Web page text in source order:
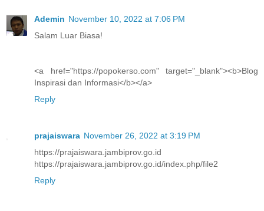
Ademin November 10, 2022 at 7:06 PM
Salam Luar Biasa!
<a href="https://popokerso.com" target="_blank"><b>Blog
Inspirasi dan Informasi</b></a>
Reply
prajaiswara November 26, 2022 at 3:19 PM
https://prajaiswara.jambiprov.go.id
https://prajaiswara.jambiprov.go.id/index.php/file2
Reply